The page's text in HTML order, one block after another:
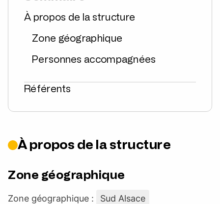
À propos de la structure
Zone géographique
Personnes accompagnées
Référents
À propos de la structure
Zone géographique
Zone géographique : Sud Alsace